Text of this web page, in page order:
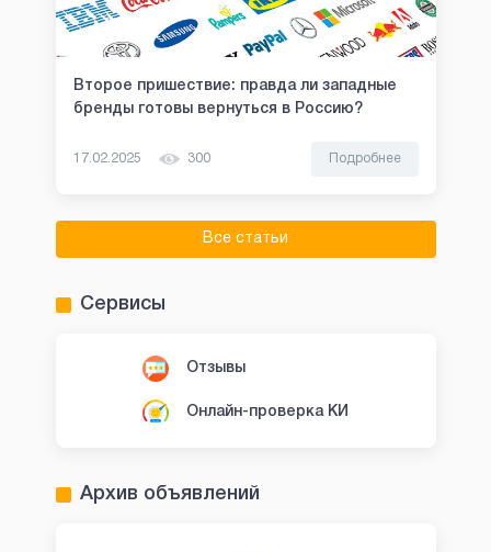
Второе пришествие: правда ли западные
бренды готовы вернуться в Россию?
17.02.2025 300 Подробнее
Все статьи
Сервисы
Отзывы
Онлайн-проверка КИ
Архив объявлений